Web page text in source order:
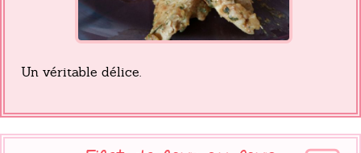
Un véritable délice.